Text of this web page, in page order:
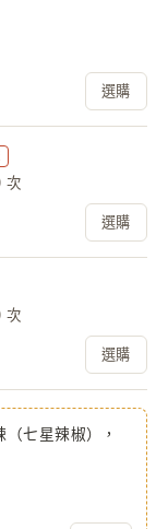
選購
次
選購
次
選購
七星辣椒），